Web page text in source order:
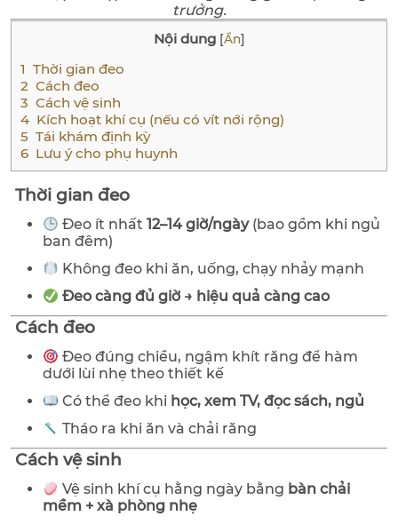
trưởng.
Nội dung [Ẩn]
1 Thời gian đeo
2 Cách đeo
3 Cách vệ sinh
4 Kích hoạt khí cụ (nếu có vít nới rộng)
5 Tái khám định kỳ
6 Lưu ý cho phụ huynh
Thời gian đeo
Đeo ít nhất12–14 giờ/ngày(bao gồm khi ngủ
ban đêm)
Không đeo khi ăn, uống, chạy nhảy mạnh
Đeo càng đủ giờ → hiệu quả càng cao
Cách đeo
Đeo đúng chiều, ngậm khít răng để hàm
dưới lùi nhẹ theo thiết kế
Có thể đeo khi học, xem TV, đọc sách, ngủ
Tháo ra khi ăn và chải răng
Cách vệ sinh
Vệ sinh khí cụ hằng ngày bằng bàn chải
mềm + xà phòng nhẹ